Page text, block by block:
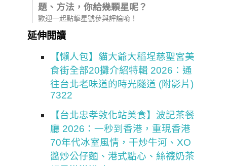
題、方法，你給幾顆星呢？
歡迎一起點擊星號參與評論唷！
延伸閱讀
【懶人包】貓大爺大稻埕慈聖宮美
食街全部20攤介紹特輯 2026：通
往台北老味道的時光隧道 (附影片)
7322
【台北忠孝敦化站美食】波記茶餐
廳 2026：一秒到香港，重現香港
70年代冰室風情，干炒牛河、XO
醬炒公仔麵、港式點心、絲襪奶茶